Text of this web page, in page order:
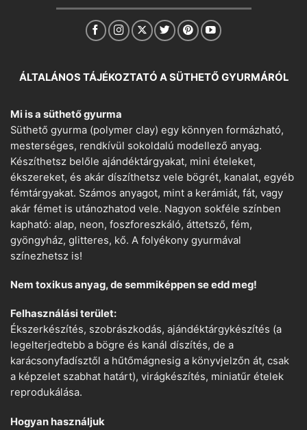
ÁLTALÁNOS TÁJÉKOZTATÓ A SÜTHETŐ GYURMÁRÓL
Mi is a süthető gyurma
Süthető gyurma (polymer clay) egy könnyen formázható,
mesterséges, rendkívül sokoldalú modellező anyag.
Készíthetsz belőle ajándéktárgyakat, mini ételeket,
ékszereket, és akár díszíthetsz vele bögrét, kanalat, egyéb
fémtárgyakat. Számos anyagot, mint a kerámiát, fát, vagy
akár fémet is utánozhatod vele. Nagyon sokféle színben
kapható: alap, neon, foszforeszkáló, áttetsző, fém,
gyöngyház, glitteres, kő. A folyékony gyurmával
színezhetsz is!
Nem toxikus anyag, de semmiképpen se edd meg!
Felhasználási terület:
Ékszerkészítés, szobrászkodás, ajándéktárgykészítés (a
legelterjedtebb a bögre és kanál díszítés, de a
karácsonyfadísztől a hűtőmágnesig a könyvjelzőn át, csak
a képzelet szabhat határt), virágkészítés, miniatűr ételek
reprodukálása.
Hogyan használjuk